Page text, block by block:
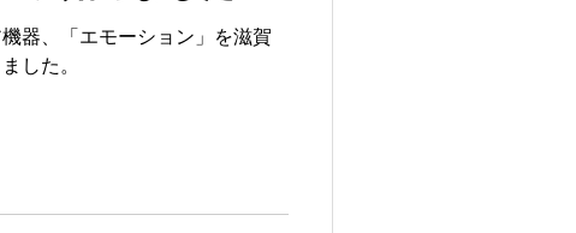
が 特にデリケートゾーンは生
いですね😭 当店のカウンセリ
もリセット！ 今年の春はウキ
器、「エモーション」を滋賀
した。